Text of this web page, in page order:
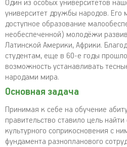
Один из особых университетов
университет дружбы народов. Его
доступное образование
необеспеченной) молодёжи
Латинской Америки, Африки.
студентам, еще в 60-е годы
возможность устанавливать
народами мира.
Основная задача
Принимая к себе на обучение
правительство ставило цель
культурного соприкосновения с
фундамента разнопланового